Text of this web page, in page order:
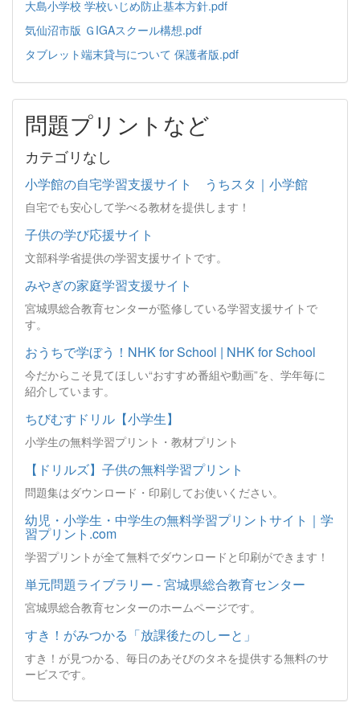
大島小学校 学校いじめ防止基本方針.pdf
気仙沼市版 ＧIGAスクール構想.pdf
タブレット端末貸与について 保護者版.pdf
問題プリントなど
カテゴリなし
小学館の自宅学習支援サイト うちスタ｜小学館
自宅でも安心して学べる教材を提供します！
子供の学び応援サイト
文部科学省提供の学習支援サイトです。
みやぎの家庭学習支援サイト
宮城県総合教育センターが監修している学習支援サイトで
す。
おうちで学ぼう！NHK for School | NHK for School
今だからこそ見てほしい“おすすめ番組や動画”を、学年毎に
紹介しています。
ちびむすドリル【小学生】
小学生の無料学習プリント・教材プリント
【ドリルズ】子供の無料学習プリント
問題集はダウンロード・印刷してお使いください。
幼児・小学生・中学生の無料学習プリントサイト｜学
習プリント.com
学習プリントが全て無料でダウンロードと印刷ができます！
単元問題ライブラリー - 宮城県総合教育センター
宮城県総合教育センターのホームページです。
すき！がみつかる「放課後たのしーと」
すき！が見つかる、毎日のあそびのタネを提供する無料のサ
ービスです。